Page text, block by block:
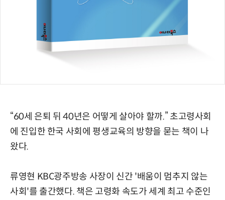
“60세 은퇴 뒤 40년은 어떻게 살아야 할까.” 초고령사회
에 진입한 한국 사회에 평생교육의 방향을 묻는 책이 나
왔다.
류영현 KBC광주방송 사장이 신간 '배움이 멈추지 않는
사회'를 출간했다. 책은 고령화 속도가 세계 최고 수준인